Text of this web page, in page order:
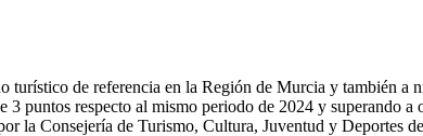
turístico de referencia en la Región de Murcia y también
3 puntos respecto al mismo periodo de 2024 y
la Consejería de Turismo, Cultura, Juventud y Deportes